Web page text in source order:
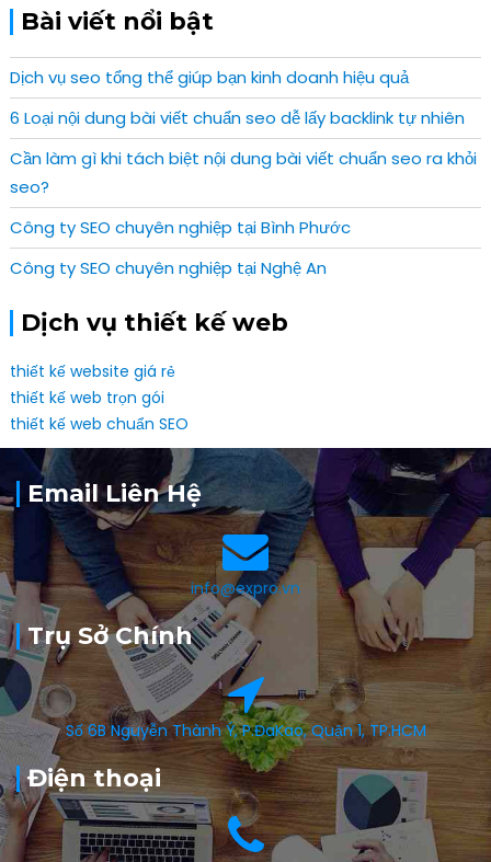
Bài viết nổi bật
Dịch vụ seo tổng thể giúp bạn kinh doanh hiệu quả
6 Loại nội dung bài viết chuẩn seo dễ lấy backlink tự nhiên
Cần làm gì khi tách biệt nội dung bài viết chuẩn seo ra khỏi
seo?
Công ty SEO chuyên nghiệp tại Bình Phước
Công ty SEO chuyên nghiệp tại Nghệ An
Dịch vụ thiết kế web
thiết kế website giá rẻ
thiết kế web trọn gói
thiết kế web chuẩn SEO
Email Liên Hệ
info@expro.vn
Trụ Sở Chính
Số 6B Nguyễn Thành Ý, P.ĐaKao, Quận 1, TP.HCM
Điện thoại